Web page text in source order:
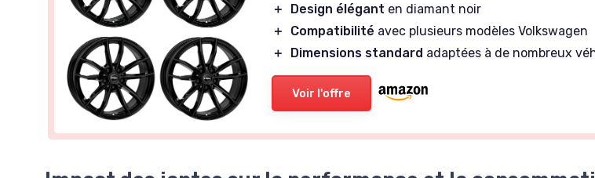
＋
Design élégant en diamant noir
＋
Compatibilité avec plusieurs modèles Volkswagen
＋
Dimensions standard adaptées à de nombreux
Voir l'offre